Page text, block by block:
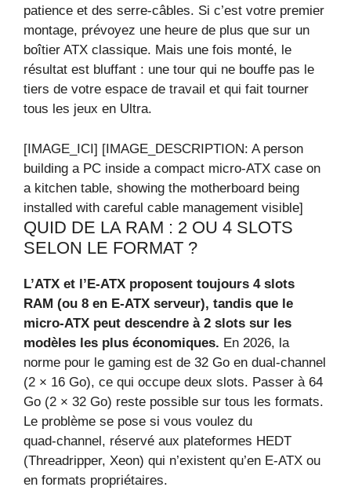
patience et des serre‑câbles. Si c’est votre premier
montage, prévoyez une heure de plus que sur un
boîtier ATX classique. Mais une fois monté, le
résultat est bluffant : une tour qui ne bouffe pas le
tiers de votre espace de travail et qui fait tourner
tous les jeux en Ultra.
[IMAGE_ICI] [IMAGE_DESCRIPTION: A person
building a PC inside a compact micro-ATX case on
a kitchen table, showing the motherboard being
installed with careful cable management visible]
QUID DE LA RAM : 2 OU 4 SLOTS
SELON LE FORMAT ?
L’ATX et l’E‑ATX proposent toujours 4 slots
RAM (ou 8 en E‑ATX serveur), tandis que le
micro‑ATX peut descendre à 2 slots sur les
modèles les plus économiques. En 2026, la
norme pour le gaming est de 32 Go en dual‑channel
(2 × 16 Go), ce qui occupe deux slots. Passer à 64
Go (2 × 32 Go) reste possible sur tous les formats.
Le problème se pose si vous voulez du
quad‑channel, réservé aux plateformes HEDT
(Threadripper, Xeon) qui n’existent qu’en E‑ATX ou
en formats propriétaires.